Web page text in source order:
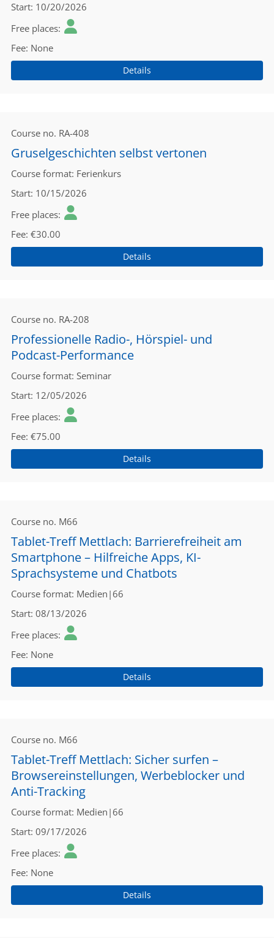
Start 10/20/2026
Free places
Fee None
Details
Course no. RA-408
Gruselgeschichten selbst vertonen
Course format Ferienkurs
Start 10/15/2026
Free places
Fee €30.00
Details
Course no. RA-208
Professionelle Radio-, Hörspiel- und
Podcast-Performance
Course format Seminar
Start 12/05/2026
Free places
Fee €75.00
Details
Course no. M66
Tablet-Treff Mettlach: Barrierefreiheit am
Smartphone – Hilfreiche Apps, KI-
Sprachsysteme und Chatbots
Course format Medien|66
Start 08/13/2026
Free places
Fee None
Details
Course no. M66
Tablet-Treff Mettlach: Sicher surfen –
Browsereinstellungen, Werbeblocker und
Anti-Tracking
Course format Medien|66
Start 09/17/2026
Free places
Fee None
Details